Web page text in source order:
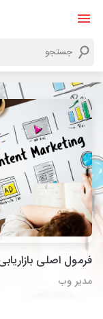
فرمول اصلی
مدیر وب